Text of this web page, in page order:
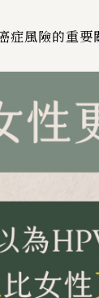
症風險的重要